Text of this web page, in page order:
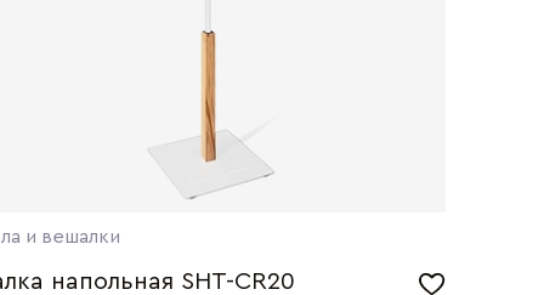
и вешалки
напольная SHT-CR20